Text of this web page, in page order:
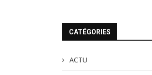
CATÉGORIES
ACTU